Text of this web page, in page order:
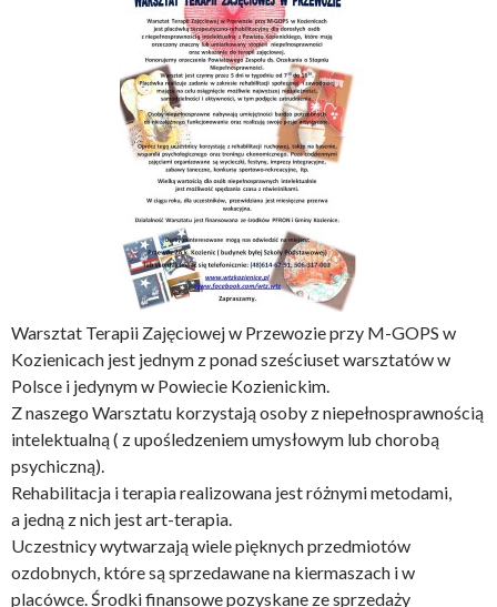
Warsztat Terapii Zajęciowej w Przewozie przy M-GOPS w
Kozienicach jest jednym z ponad sześciuset warsztatów w
Polsce i jedynym w Powiecie Kozienickim.
Z naszego Warsztatu korzystają osoby z niepełnosprawnością
intelektualną ( z upośledzeniem umysłowym lub chorobą
psychiczną).
Rehabilitacja i terapia realizowana jest różnymi metodami,
a jedną z nich jest art-terapia.
Uczestnicy wytwarzają wiele pięknych przedmiotów
ozdobnych, które są sprzedawane na kiermaszach i w
placówce. Środki finansowe pozyskane ze sprzedaży